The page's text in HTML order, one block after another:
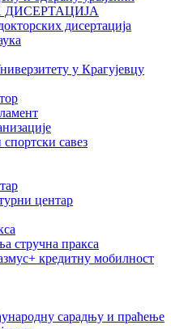
дисертација
у Крагујевцу
савез
центар
стручна пракса
кредитну мобилност
сарадњу и праћење